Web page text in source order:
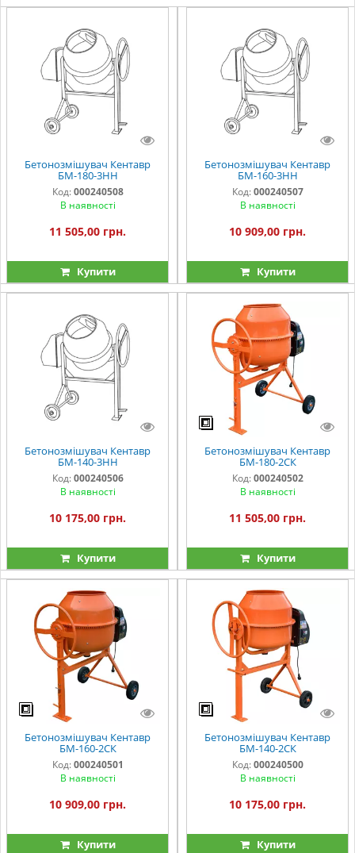
Бетонозмішувач Кентавр
БМ-180-3НН
Код: 000240508
В наявності
11 505,00 грн.
Купити
Бетонозмішувач Кентавр
БМ-160-3НН
Код: 000240507
В наявності
10 909,00 грн.
Купити
Бетонозмішувач Кентавр
БМ-140-3НН
Код: 000240506
В наявності
10 175,00 грн.
Купити
Бетонозмішувач Кентавр
БМ-180-2СК
Код: 000240502
В наявності
11 505,00 грн.
Купити
Бетонозмішувач Кентавр
БМ-160-2СК
Код: 000240501
В наявності
10 909,00 грн.
Купити
Бетонозмішувач Кентавр
БМ-140-2СК
Код: 000240500
В наявності
10 175,00 грн.
Купити